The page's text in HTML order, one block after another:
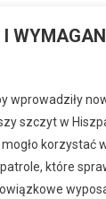
wprowadziły
szczyt w
korzystać
które